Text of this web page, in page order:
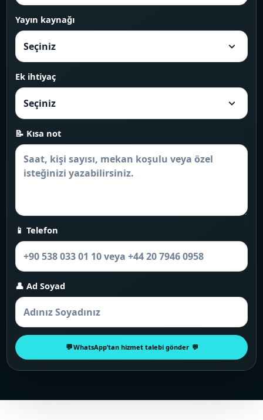
Yayın kaynağı
Ek ihtiyaç
📝 Kısa not
📱 Telefon
👤 Ad Soyad
WhatsApp’tan hizmet talebi gönder